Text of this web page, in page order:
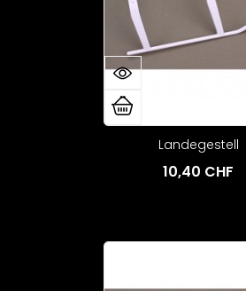
Landegestell
10,40 CHF